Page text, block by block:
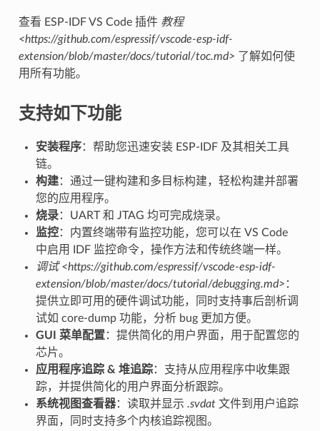
查看 ESP-IDF VS Code 插件 教程
<https://github.com/espressif/vscode-esp-idf-
extension/blob/master/docs/tutorial/toc.md> 了解如何使
用所有功能。
支持如下功能
安装程序：帮助您迅速安装 ESP-IDF 及其相关工具
链。
构建：通过一键构建和多目标构建，轻松构建并部署
您的应用程序。
烧录：UART 和 JTAG 均可完成烧录。
监控：内置终端带有监控功能，您可以在 VS Code
中启用 IDF 监控命令，操作方法和传统终端一样。
调试 <https://github.com/espressif/vscode-esp-idf-
extension/blob/master/docs/tutorial/debugging.md> ：
提供立即可用的硬件调试功能，同时支持事后剖析调
试如 core-dump 功能，分析 bug 更加方便。
GUI 菜单配置：提供简化的用户界面，用于配置您的
芯片。
应用程序追踪 & 堆追踪：支持从应用程序中收集跟
踪，并提供简化的用户界面分析跟踪。
系统视图查看器：读取并显示 .svdat文件到用户追踪
界面，同时支持多个内核追踪视图。